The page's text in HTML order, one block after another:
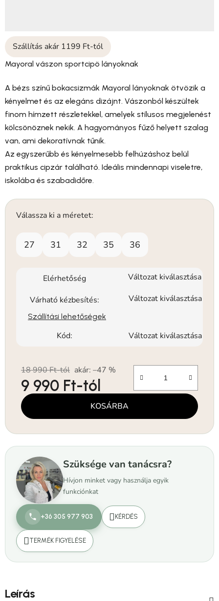
Szállítás akár 1199 Ft-tól
Mayoral vászon sportcipö lányoknak
A bézs színű bokacsizmák Mayoral lányoknak ötvözik a
kényelmet és az elegáns dizájnt. Vászonból készültek
finom hímzett részletekkel, amelyek stílusos megjelenést
kölcsönöznek nekik. A hagyományos fűző helyett szalag
van, ami dekoratívnak tűnik.
Az egyszerűbb és kényelmesebb felhúzáshoz belül
praktikus cipzár található. Ideális mindennapi viseletre,
iskolába és szabadidőre.
Válassza ki a méretet:
27 31 32 35 36
Elérhetőség Változat kiválasztása
Várható kézbesítés: Változat kiválasztása
Szállítási lehetőségek
Kód: Változat kiválasztása
18 990 Ft-tól akár: –47 %
9 990 Ft-tól
Egységár: KOSÁRBA
Szüksége van tanácsra?
Hívjon minket vagy használja egyik
funkciónkat
+36 305 977 903 KÉRDÉS
TERMÉK FIGYELÉSE
Leírás